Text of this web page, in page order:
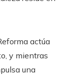
actúa
y mientras
una